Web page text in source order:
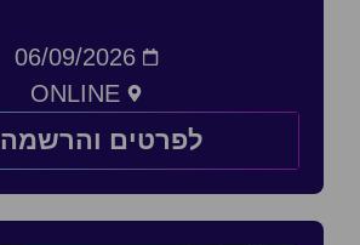
06/09/2026
ONLINE
לפרטים והרשמה